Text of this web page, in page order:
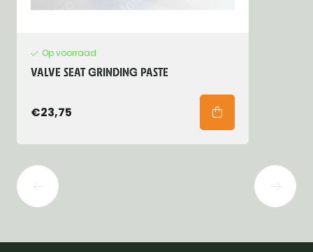
Op voorraad
VALVE SEAT GRINDING PASTE
€23,75